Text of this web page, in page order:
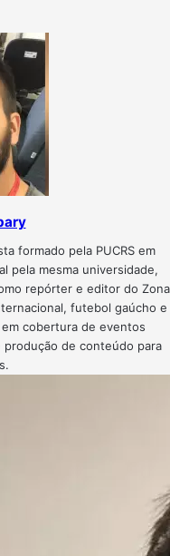
formado pela PUCRS em
pela mesma universidade,
repórter e editor do Zona
futebol gaúcho e
cobertura de eventos
de conteúdo para